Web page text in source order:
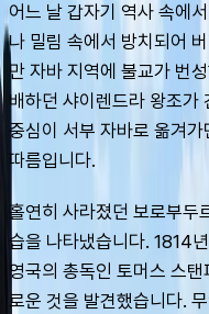
어느 날 갑자기 역사 속에
나 밀림 속에서 방치되어
만 자바 지역에 불교가 번
배하던 샤이렌드라 왕조가
중심이 서부 자바로 옮겨
따름입니다.
홀연히 사라졌던 보로부두
습을 나타냈습니다. 1814
영국의 총독인 토머스 스
로운 것을 발견했습니다.